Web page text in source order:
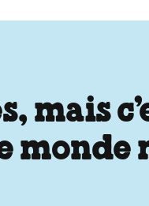
mais
monde